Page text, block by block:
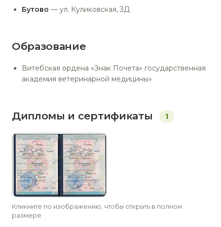
Бутово — ул. Куликовская, 3Д
Образование
Витебская ордена «Знак Почета» государственная
академия ветеринарной медицины»
Дипломы и сертификаты 1
Кликните по изображению, чтобы открыть в полном
размере